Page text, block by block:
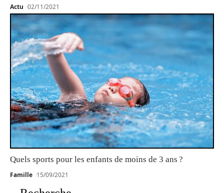
Actu 02/11/2021
Quels sports pour les enfants de moins de 3 ans ?
Famille 15/09/2021